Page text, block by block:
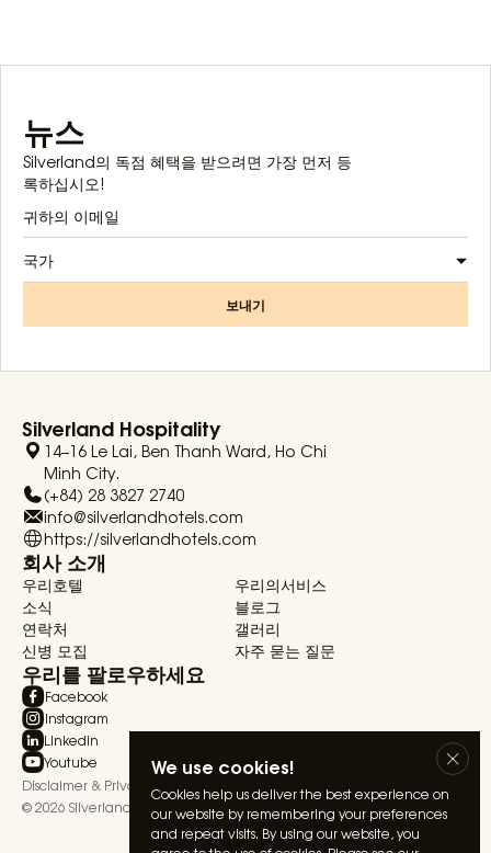
We use cookies!
Cookies help us deliver the best experience on
our website by remembering your preferences
and repeat visits. By using our website, you
뉴스
Silverland의 독점 혜택을 받으려면 가장 먼저 등
록하십시오!
국가
보내기
Silverland Hospitality
14–16 Le Lai, Ben Thanh Ward, Ho Chi
Minh City.
(+84) 28 3827 2740
info@silverlandhotels.com
https://silverlandhotels.com
회사 소개
우리호텔
우리의서비스
소식
블로그
연락처
갤러리
신병 모집
자주 묻는 질문
우리를 팔로우하세요
Facebook
Instagram
Linkedin
Youtube
Disclaimer & Privacy Statement
Terms & Conditions
© 2026 Silverland Hospitality. All rights reserved.